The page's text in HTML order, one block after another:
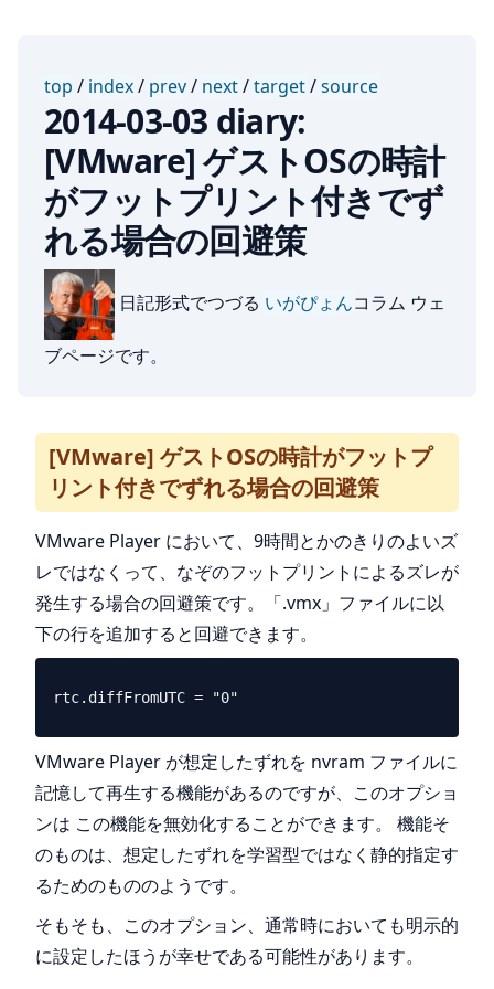
top / index/ prev/ next/target/source
2014-03-03 diary:
[VMware] ゲストOSの時計
がフットプリント付きでず
れる場合の回避策
日記形式でつづる いがぴょんコラム ウェ
ブページです。
[VMware] ゲストOSの時計がフットプ
リント付きでずれる場合の回避策
VMware Player において、9時間とかのきりのよいズ
レではなくって、なぞのフットプリントによるズレが
発生する場合の回避策です。「.vmx」ファイルに以
下の行を追加すると回避できます。
VMware Player が想定したずれを nvram ファイルに
記憶して再生する機能があるのですが、このオプショ
ンは この機能を無効化することができます。 機能そ
のものは、想定したずれを学習型ではなく静的指定す
るためのもののようです。
そもそも、このオプション、通常時においても明示的
に設定したほうが幸せである可能性があります。